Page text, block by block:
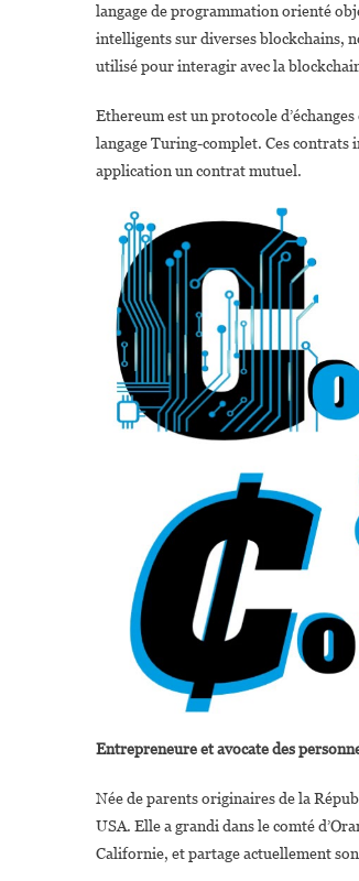
langage de programmation orienté
intelligents sur diverses blockchains,
utilisé pour interagir avec la
Ethereum est un protocole
langage Turing-complet. Ces
application un contrat mutuel.
Entrepreneure et avocate des
Née de parents originaires de la
USA. Elle a grandi dans le comté
Californie, et partage actuellement